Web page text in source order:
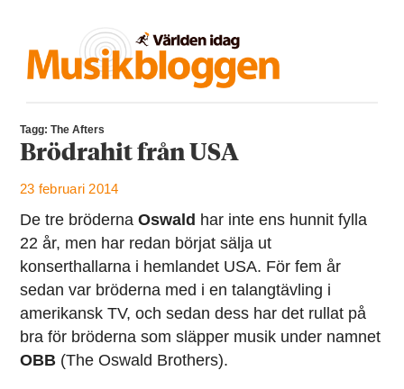
Tagg: The Afters
Brödrahit från USA
23 februari 2014
De tre bröderna Oswald har inte ens hunnit fylla
22 år, men har redan börjat sälja ut
konserthallarna i hemlandet USA. För fem år
sedan var bröderna med i en talangtävling i
amerikansk TV, och sedan dess har det rullat på
bra för bröderna som släpper musik under namnet
OBB (The Oswald Brothers).